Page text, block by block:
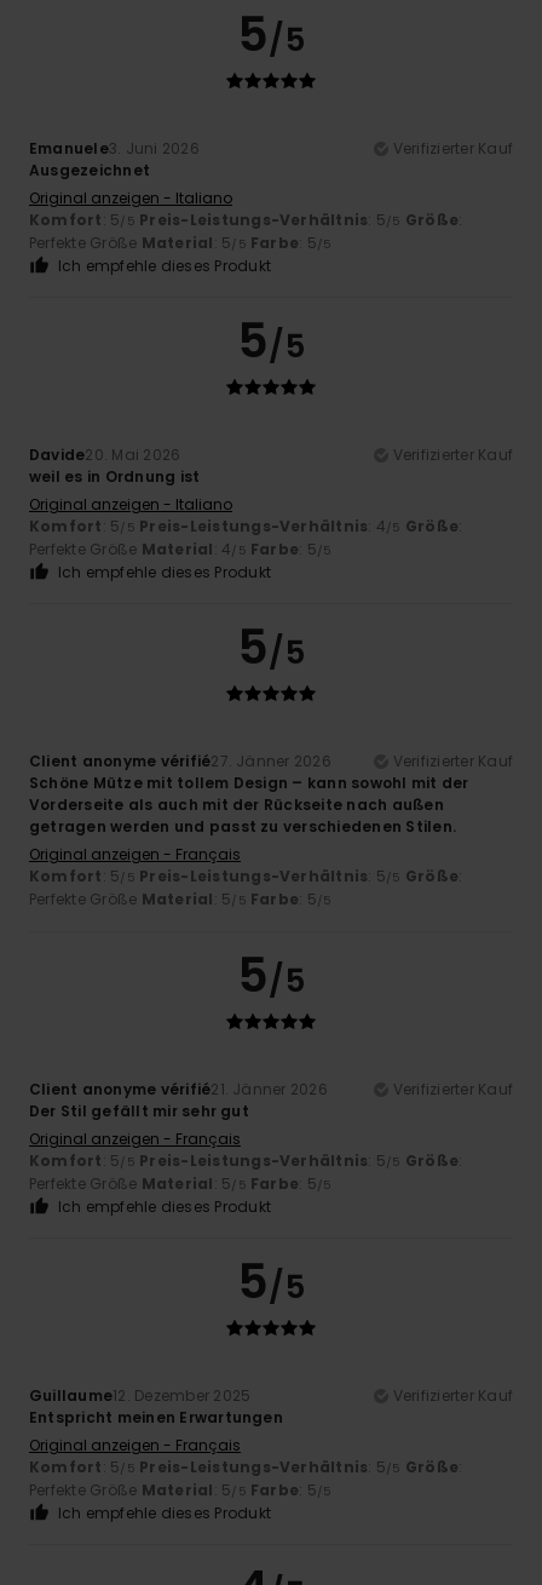
5/5
Emanuele3. Juni 2026
Verifizierter Kauf
Ausgezeichnet
Original anzeigen - Italiano
Komfort: 5/5 Preis-Leistungs-Verhältnis: 5/5 Größe:
Perfekte Größe Material: 5/5 Farbe: 5/5
Ich empfehle dieses Produkt
5/5
Davide20. Mai 2026
Verifizierter Kauf
weil es in Ordnung ist
Original anzeigen - Italiano
Komfort: 5/5 Preis-Leistungs-Verhältnis: 4/5 Größe:
Perfekte Größe Material: 4/5 Farbe: 5/5
Ich empfehle dieses Produkt
5/5
Client anonyme vérifié27. Jänner 2026
Verifizierter Kauf
Schöne Mütze mit tollem Design – kann sowohl mit der
Vorderseite als auch mit der Rückseite nach außen
getragen werden und passt zu verschiedenen Stilen.
Original anzeigen - Français
Komfort: 5/5 Preis-Leistungs-Verhältnis: 5/5 Größe:
Perfekte Größe Material: 5/5 Farbe: 5/5
5/5
Client anonyme vérifié21. Jänner 2026
Verifizierter Kauf
Der Stil gefällt mir sehr gut
Original anzeigen - Français
Komfort: 5/5 Preis-Leistungs-Verhältnis: 5/5 Größe:
Perfekte Größe Material: 5/5 Farbe: 5/5
Ich empfehle dieses Produkt
5/5
Guillaume12. Dezember 2025
Verifizierter Kauf
Entspricht meinen Erwartungen
Original anzeigen - Français
Komfort: 5/5 Preis-Leistungs-Verhältnis: 5/5 Größe:
Perfekte Größe Material: 5/5 Farbe: 5/5
Ich empfehle dieses Produkt